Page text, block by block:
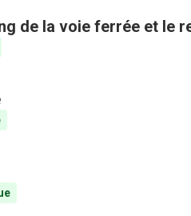
de la voie ferrée et le